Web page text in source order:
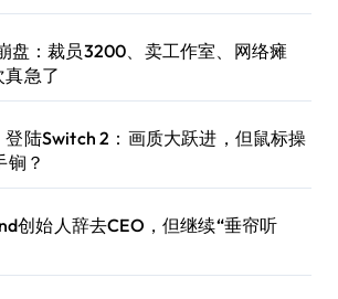
盘：裁员3200、卖工作室、网络瘫
真急了
登陆Switch 2：画质大跃进，但鼠标操
锏？
创始人辞去CEO，但继续“垂帘听